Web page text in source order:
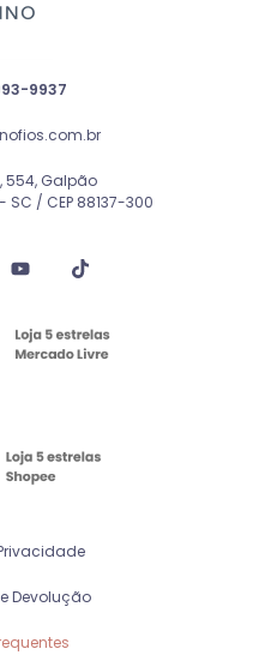
9937
554, Galpão
/ CEP 88137-300
Devolução